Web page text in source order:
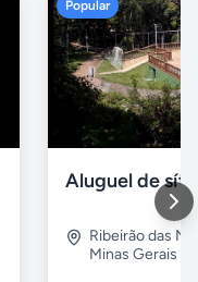
Popular
Ribeirão das
Minas Gerais